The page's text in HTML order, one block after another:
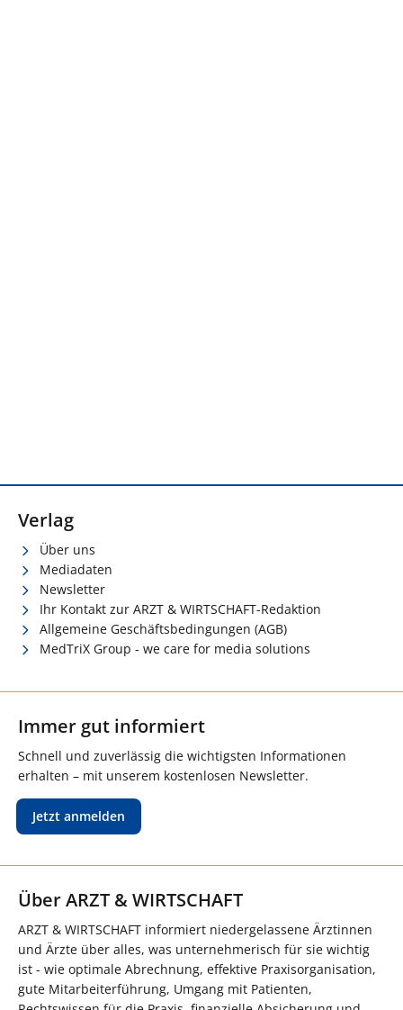
Verlag
Über uns
Mediadaten
Newsletter
Ihr Kontakt zur ARZT & WIRTSCHAFT-Redaktion
Allgemeine Geschäftsbedingungen (AGB)
MedTriX Group - we care for media solutions
Immer gut informiert
Schnell und zuverlässig die wichtigsten Informationen
erhalten – mit unserem kostenlosen Newsletter.
Jetzt anmelden
Über ARZT & WIRTSCHAFT
ARZT & WIRTSCHAFT informiert niedergelassene Ärztinnen
und Ärzte über alles, was unternehmerisch für sie wichtig
ist - wie optimale Abrechnung, effektive Praxisorganisation,
gute Mitarbeiterführung, Umgang mit Patienten,